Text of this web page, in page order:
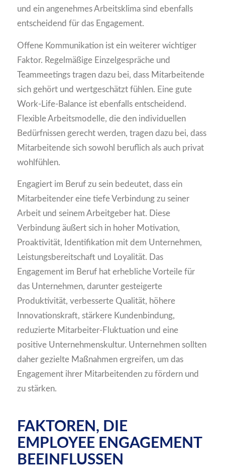
und ein angenehmes Arbeitsklima sind ebenfalls
entscheidend für das Engagement.
Offene Kommunikation ist ein weiterer wichtiger
Faktor. Regelmäßige Einzelgespräche und
Teammeetings tragen dazu bei, dass Mitarbeitende
sich gehört und wertgeschätzt fühlen. Eine gute
Work-Life-Balance ist ebenfalls entscheidend.
Flexible Arbeitsmodelle, die den individuellen
Bedürfnissen gerecht werden, tragen dazu bei, dass
Mitarbeitende sich sowohl beruflich als auch privat
wohlfühlen.
Engagiert im Beruf zu sein bedeutet, dass ein
Mitarbeitender eine tiefe Verbindung zu seiner
Arbeit und seinem Arbeitgeber hat. Diese
Verbindung äußert sich in hoher Motivation,
Proaktivität, Identifikation mit dem Unternehmen,
Leistungsbereitschaft und Loyalität. Das
Engagement im Beruf hat erhebliche Vorteile für
das Unternehmen, darunter gesteigerte
Produktivität, verbesserte Qualität, höhere
Innovationskraft, stärkere Kundenbindung,
reduzierte Mitarbeiter-Fluktuation und eine
positive Unternehmenskultur. Unternehmen sollten
daher gezielte Maßnahmen ergreifen, um das
Engagement ihrer Mitarbeitenden zu fördern und
zu stärken.
FAKTOREN, DIE
EMPLOYEE ENGAGEMENT
BEEINFLUSSEN